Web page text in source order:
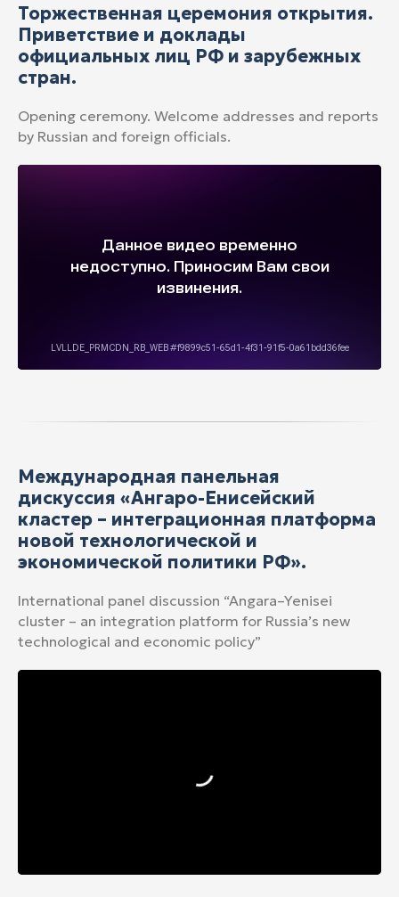
Торжественная церемония открытия.
Приветствие и доклады
официальных лиц РФ и зарубежных
стран.
Opening ceremony. Welcome addresses and reports
by Russian and foreign officials.
Международная панельная
дискуссия «Ангаро-Енисейский
кластер – интеграционная платформа
новой технологической и
экономической политики РФ».
International panel discussion “Angara–Yenisei
cluster – an integration platform for Russia’s new
technological and economic policy”